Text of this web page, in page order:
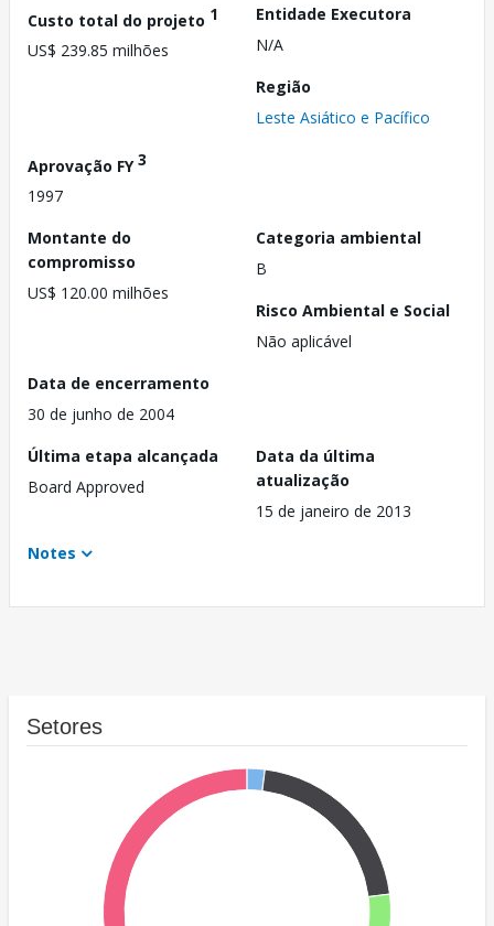
Custo total do projeto 1
US$ 239.85 milhões
Entidade Executora
N/A
Região
Leste Asiático e Pacífico
Aprovação FY3
1997
Montante do
compromisso
US$ 120.00 milhões
Categoria ambiental
B
Risco Ambiental e Social
Não aplicável
Data de encerramento
30 de junho de 2004
Última etapa alcançada
Board Approved
Data da última
atualização
15 de janeiro de 2013
Notes
Setores